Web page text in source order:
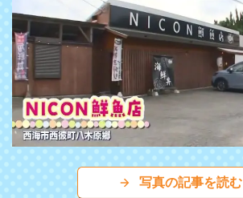
写真の記事を読む